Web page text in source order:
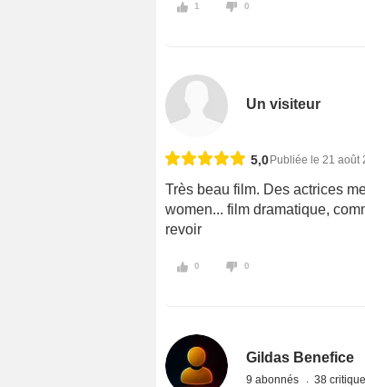
1 0
Un visiteur
5,0 Publiée le 21 août
Très beau film. Des actrices
women... film dramatique,
revoir
0 0
Gildas Benefice
9 abonnés 38